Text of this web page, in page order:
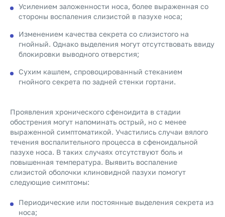
Усилением заложенности носа, более выраженная со
стороны воспаления слизистой в пазухе носа;
Изменением качества секрета со слизистого на
гнойный. Однако выделения могут отсутствовать ввиду
блокировки выводного отверстия;
Сухим кашлем, спровоцированный стеканием
гнойного секрета по задней стенки гортани.
Проявления хронического сфеноидита в стадии
обострения могут напоминать острый, но с менее
выраженной симптоматикой. Участились случаи вялого
течения воспалительного процесса в сфеноидальной
пазухе носа. В таких случаях отсутствуют боль и
повышенная температура. Выявить воспаление
слизистой оболочки клиновидной пазухи помогут
следующие симптомы:
Периодические или постоянные выделения секрета из
носа;